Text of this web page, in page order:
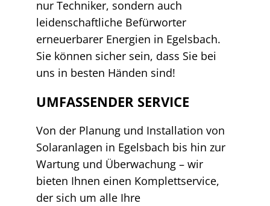
nur Techniker, sondern auch
leidenschaftliche Befürworter
erneuerbarer Energien in Egelsbach.
Sie können sicher sein, dass Sie bei
uns in besten Händen sind!
UMFASSENDER SERVICE
Von der Planung und Installation von
Solaranlagen in Egelsbach bis hin zur
Wartung und Überwachung – wir
bieten Ihnen einen Komplettservice,
der sich um alle Ihre